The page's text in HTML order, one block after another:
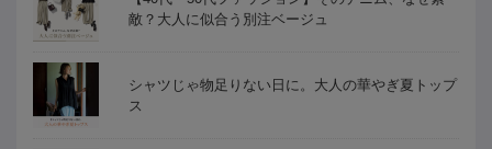
敵？大人に似合う別注ベージュ
シャツじゃ物足りない日に。大人の華やぎ夏トップ
ス